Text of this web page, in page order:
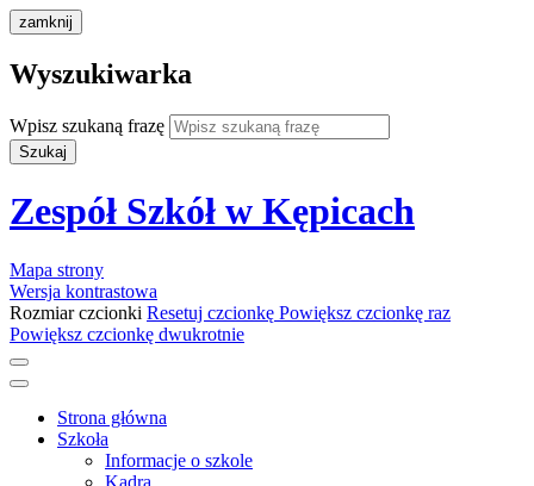
zamknij
Wyszukiwarka
Wpisz szukaną frazę
Szukaj
Zespół Szkół w Kępicach
Mapa strony
Wersja kontrastowa
Rozmiar czcionki Resetuj czcionkę Powiększ czcionkę raz
Powiększ czcionkę dwukrotnie
Strona główna
Szkoła
Informacje o szkole
Kadra